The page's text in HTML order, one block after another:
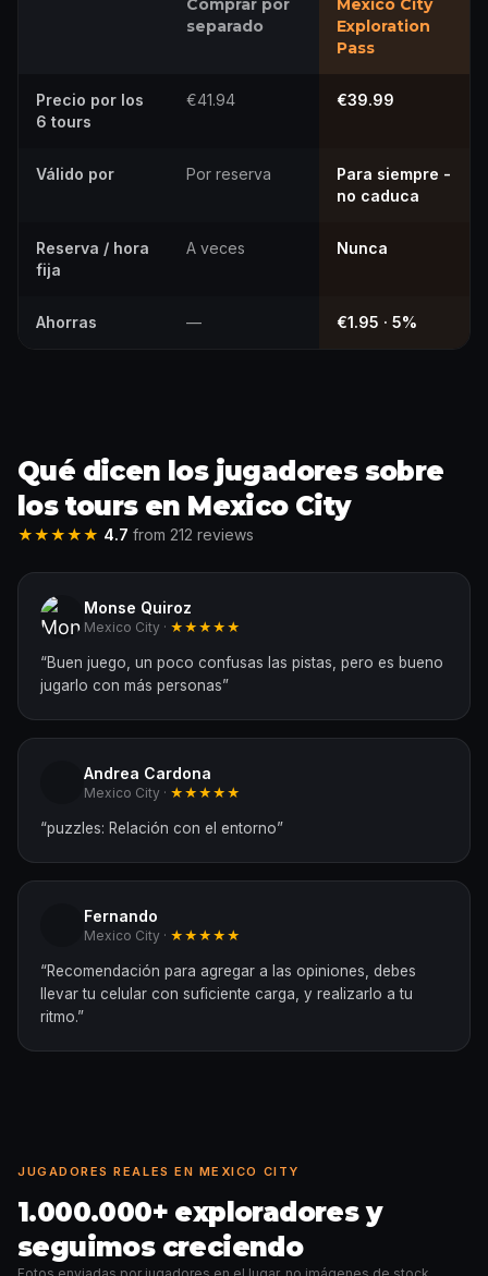
Comprar por
separado
Mexico City
Exploration
Pass
Precio por los
6 tours
€41.94 €39.99
Válido por Por reserva
Para siempre -
no caduca
Reserva / hora
fija
A veces Nunca
Ahorras — €1.95 · 5%
Qué dicen los jugadores sobre
los tours en Mexico City
★★★★★ 4.7 from 212 reviews
Monse Quiroz
Mexico City · ★★★★★
“Buen juego, un poco confusas las pistas, pero es bueno
jugarlo con más personas”
Andrea Cardona
Mexico City · ★★★★★
“puzzles: Relación con el entorno”
Fernando
Mexico City · ★★★★★
“Recomendación para agregar a las opiniones, debes
llevar tu celular con suficiente carga, y realizarlo a tu
ritmo.”
JUGADORES REALES EN MEXICO CITY
1.000.000+ exploradores y
seguimos creciendo